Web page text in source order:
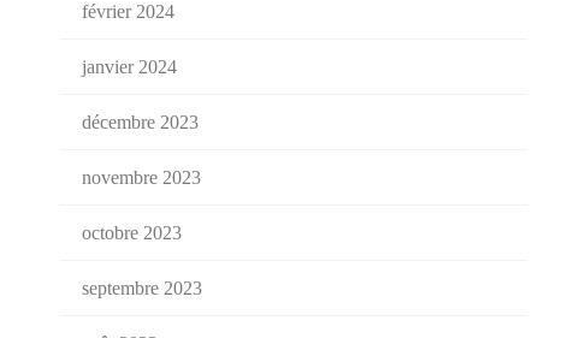
février 2024
janvier 2024
décembre 2023
novembre 2023
octobre 2023
septembre 2023